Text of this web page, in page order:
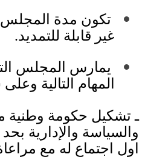
تكون مدة المجلس
غير قابلة للتمديد.
يمارس المجلس
المهام التالية
ـ تشكيل حكومة وطنية
والسياسة والإدارية
اول اجتماع له مع